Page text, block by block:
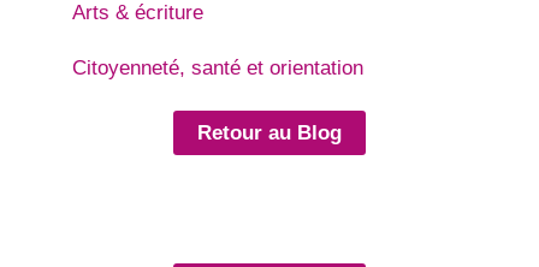
Arts & écriture
Citoyenneté, santé et orientation
Retour au Blog